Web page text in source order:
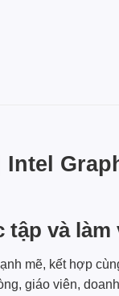
Intel
tập và làm
mẽ, kết hợp
giáo viên,